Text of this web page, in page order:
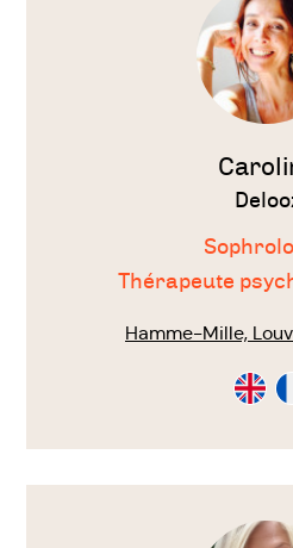
Thérapeute
Hamme-Mille,
en
en
Voir